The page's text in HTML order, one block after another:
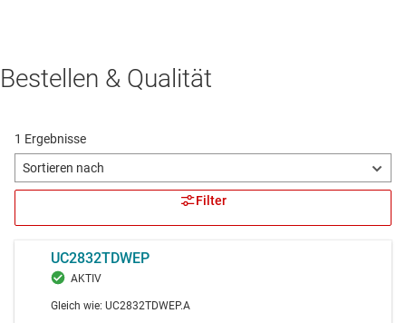
Bestellen & Qualität